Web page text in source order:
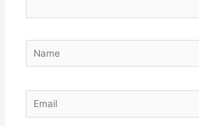
Name
Email